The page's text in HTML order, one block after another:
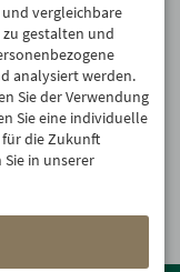
keinen Spam.
vergleichbare
gestalten und
analysiert werden.
Sie der Verwendung
Sie eine individuelle
die Zukunft
in unserer